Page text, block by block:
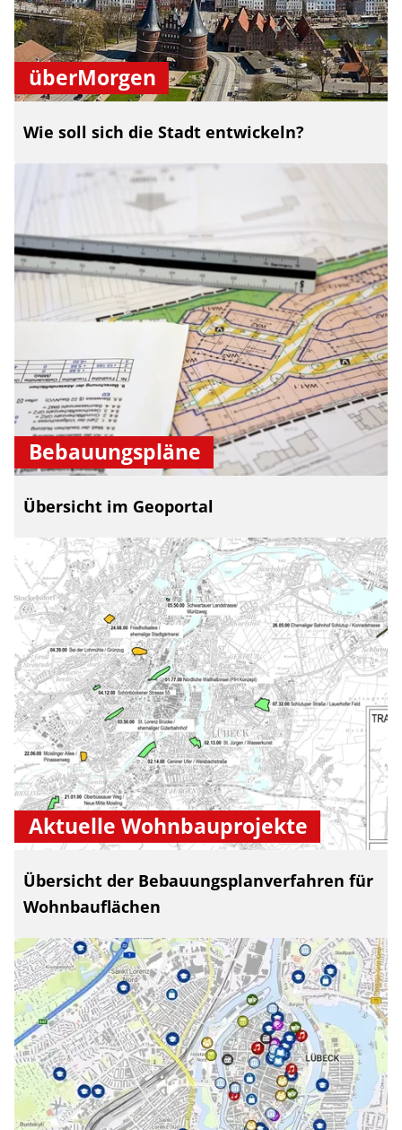
überMorgen
Wie soll sich die Stadt entwickeln?
Bebauungspläne
Übersicht im Geoportal
Aktuelle Wohnbauprojekte
Übersicht der Bebauungsplanverfahren für
Wohnbauflächen